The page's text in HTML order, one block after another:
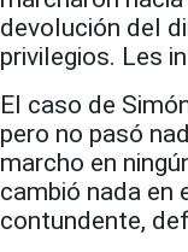
devolución del
privilegios. Les
El caso de
pero no pasó
marcho en
cambió nada en
contundente,